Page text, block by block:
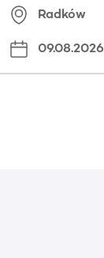
Radków
09.08.2026